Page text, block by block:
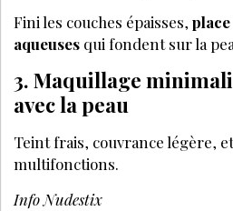
Fini les couches épaisses,
aqueuses qui fondent sur la
3. Maquillage
avec la peau
Teint frais, couvrance légère,
multifonctions.
Info Nudestix